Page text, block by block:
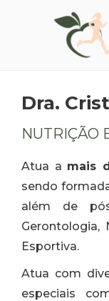
Dra.
NUTRIÇÃO
Atua a mais
sendo
além de
Gerontologia,
Esportiva.
Atua com
especiais